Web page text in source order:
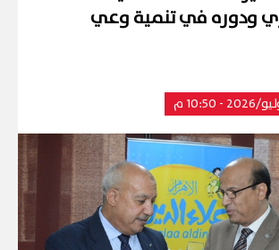
ودوره في تنمية وعي